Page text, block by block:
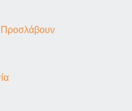
Προσλάβουν